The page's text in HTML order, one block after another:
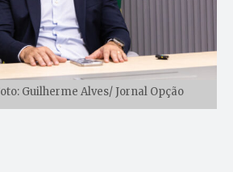
Guilherme Alves/ Jornal Opção